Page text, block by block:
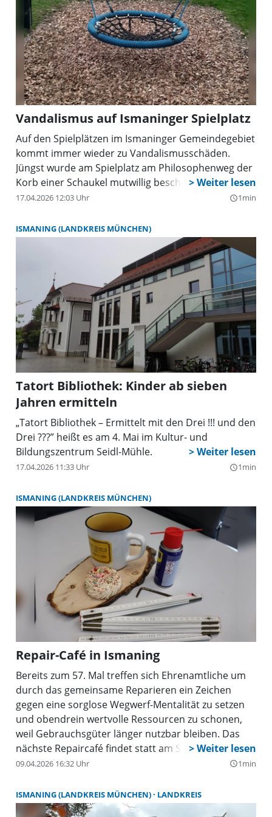
Vandalismus auf Ismaninger Spielplatz
Auf den Spielplätzen im Ismaninger Gemeindegebiet
kommt immer wieder zu Vandalismusschäden.
Jüngst wurde am Spielplatz am Philosophenweg der
Korb einer Schaukel mutwillig beschädigt.
17.04.2026 12:03 Uhr query_builder1min
ISMANING (LANDKREIS MÜNCHEN)
Tatort Bibliothek: Kinder ab sieben
Jahren ermitteln
„Tatort Bibliothek – Ermittelt mit den Drei !!! und den
Drei ???” heißt es am 4. Mai im Kultur- und
Bildungszentrum Seidl-Mühle.
17.04.2026 11:33 Uhr query_builder1min
ISMANING (LANDKREIS MÜNCHEN)
Repair-Café in Ismaning
Bereits zum 57. Mal treffen sich Ehrenamtliche um
durch das gemeinsame Reparieren ein Zeichen
gegen eine sorglose Wegwerf-Mentalität zu setzen
und obendrein wertvolle Ressourcen zu schonen,
weil Gebrauchsgüter länger nutzbar bleiben. Das
nächste Repaircafé findet statt am Samstag, 25.
April, von 14 bis 17 Uhr im Hillebrandhof (UG). Die
eine neue Wertschätzung – statt auf dem Müll zu
landen. Zudem teilen Menschen untereinander ihr
09.04.2026 16:32 Uhr query_builder1min
ISMANING (LANDKREIS MÜNCHEN) LANDKREIS